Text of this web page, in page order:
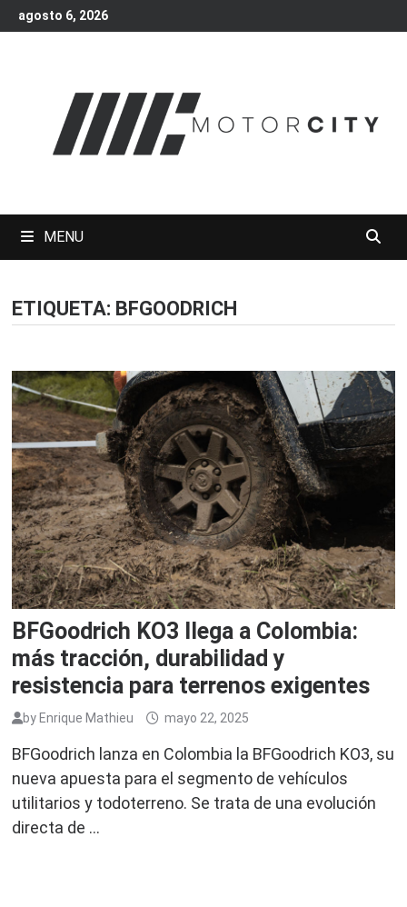
Skip
to
agosto 6, 2026
MENU
ETIQUETA: BFGOODRICH
BFGoodrich KO3 llega a Colombia:
más tracción, durabilidad y
resistencia para terrenos exigentes
by Enrique Mathieu mayo 22, 2025
BFGoodrich lanza en Colombia la BFGoodrich KO3, su
nueva apuesta para el segmento de vehículos
utilitarios y todoterreno. Se trata de una evolución
directa de …